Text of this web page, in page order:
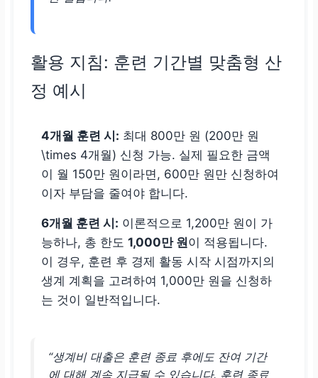
활용 지침: 훈련 기간별 맞춤형 산
정 예시
4개월 훈련 시: 최대 800만 원 (200만 원
\times 4개월) 신청 가능. 실제 필요한 금액
이 월 150만 원이라면, 600만 원만 신청하여
이자 부담을 줄여야 합니다.
6개월 훈련 시: 이론적으로 1,200만 원이 가
능하나, 총 한도 1,000만 원이 적용됩니다.
이 경우, 훈련 후 경제 활동 시작 시점까지의
생계 계획을 고려하여 1,000만 원을 신청하
는 것이 일반적입니다.
“생계비 대출은 훈련 종료 후에도 잔여 기간
에 대해 계속 지급될 수 있습니다. 훈련 종료